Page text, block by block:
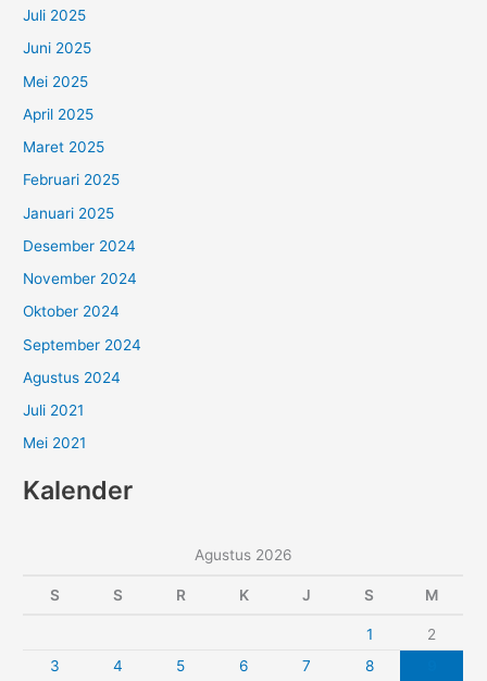
Juli 2025
Juni 2025
Mei 2025
April 2025
Maret 2025
Februari 2025
Januari 2025
Desember 2024
November 2024
Oktober 2024
September 2024
Agustus 2024
Juli 2021
Mei 2021
Kalender
Agustus 2026
S S R K J S M
1
2
3
4 5 6 7 8